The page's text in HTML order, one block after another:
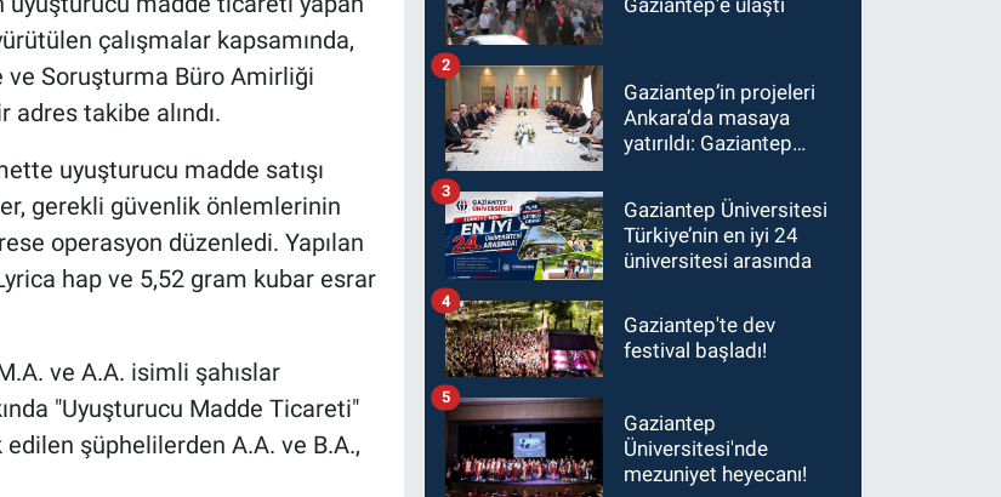
çalışmalar kapsamında,
ve Soruşturma Büro Amirliği
takibe alındı.
uyuşturucu madde satışı
gerekli güvenlik önlemlerinin
operasyon düzenledi. Yapılan
hap ve 5,52 gram kubar esrar
ve A.A. isimli şahıslar
"Uyuşturucu Madde Ticareti"
şüphelilerden A.A. ve B.A.,
Gaziantep'e ulaştı
Gaziantep’in projeleri
Ankara’da masaya
yatırıldı: Gaziantep
Şimşek’e ziyaret!
2
Gaziantep Üniversitesi
Türkiye’nin en iyi 24
üniversitesi arasında
3
Gaziantep'te dev
festival başladı!
4
Gaziantep
Üniversitesi'nde
mezuniyet heyecanı!
5